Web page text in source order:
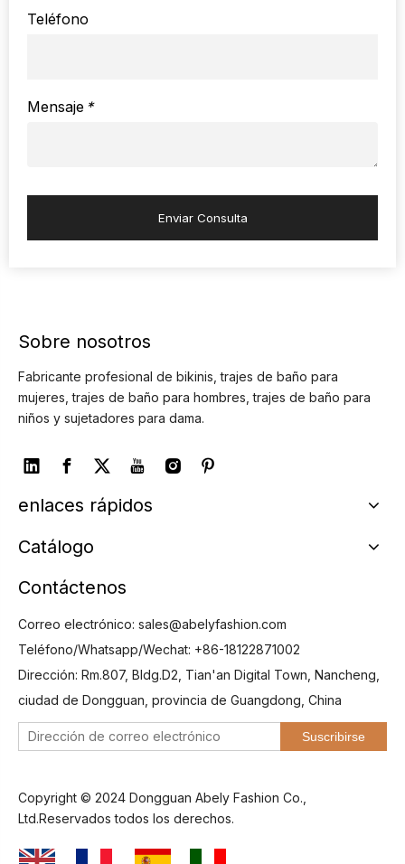
Teléfono
*
Mensaje
Enviar Consulta
Sobre nosotros
Fabricante profesional de bikinis, trajes de baño para
mujeres, trajes de baño para hombres, trajes de baño para
niños y sujetadores para dama.
enlaces rápidos
Catálogo
Contáctenos
Correo electrónico: sales@abelyfashion.com
Teléfono/Whatsapp/Wechat: +86-18122871002
Dirección: Rm.807, Bldg.D2, Tian'an Digital Town, Nancheng,
ciudad de Dongguan, provincia de Guangdong, China
Suscribirse
Copyright © 2024 Dongguan Abely Fashion Co.,
Ltd.Reservados todos los derechos.